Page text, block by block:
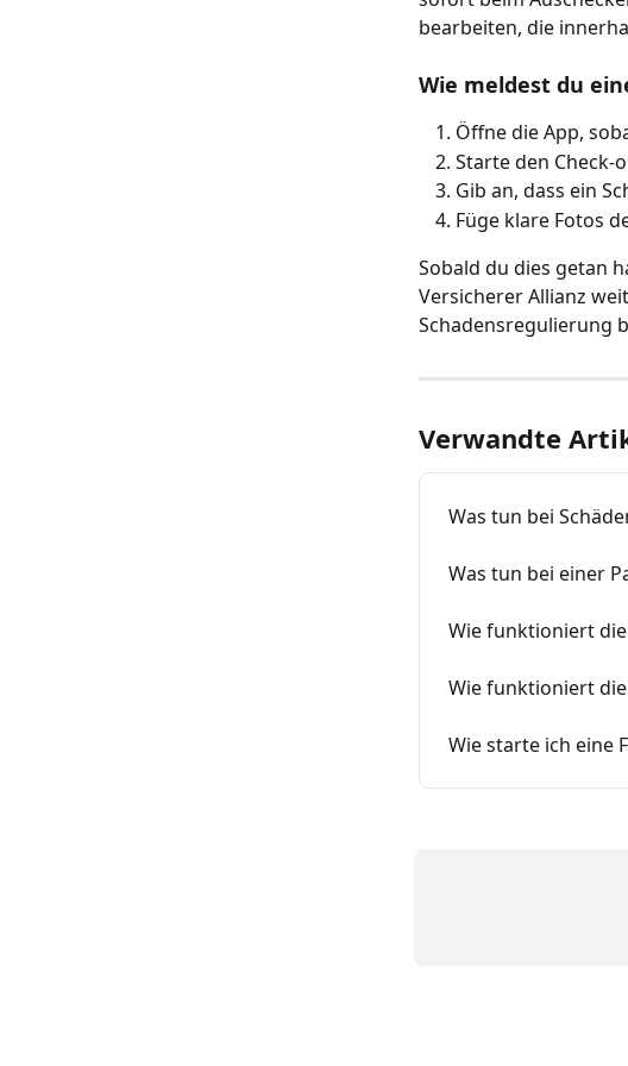
bearbeiten, die
Wie meldest du
Öffne die App,
Starte den Check-
Gib an, dass ein
Füge klare Fotos
Sobald du dies getan
Versicherer Allianz
Schadensregulierung
Verwandte
Was tun bei
Was tun bei einer
Wie funktioniert
Wie funktioniert
Wie starte ich eine